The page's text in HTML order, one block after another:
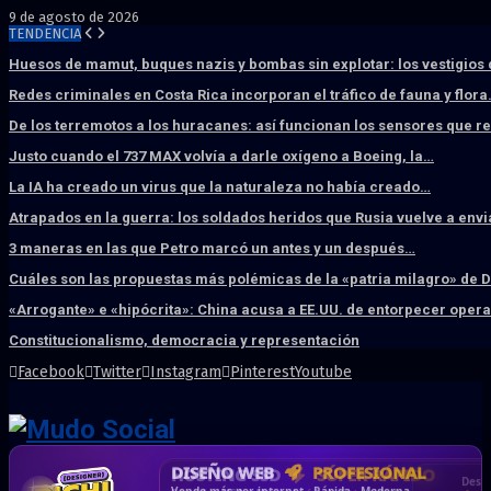
9 de agosto de 2026
TENDENCIA
Huesos de mamut, buques nazis y bombas sin explotar: los vestigios
Redes criminales en Costa Rica incorporan el tráfico de fauna y
De los terremotos a los huracanes: así funcionan los sensores que
Justo cuando el 737 MAX volvía a darle oxígeno a Boeing, la…
La IA ha creado un virus que la naturaleza no había creado…
Atrapados en la guerra: los soldados heridos que Rusia vuelve a
3 maneras en las que Petro marcó un antes y un después…
Cuáles son las propuestas más polémicas de la «patria milagro» de
«Arrogante» e «hipócrita»: China acusa a EE.UU. de entorpecer
Constitucionalismo, democracia y representación
Facebook Twitter Instagram PinterestYoutube
HOSTING SSD SÚPER RÁPIDO
DISEÑO WEB PROFESIONAL
CRM & DASHBOARD A MEDIDA
CORREO CORPORATIVO